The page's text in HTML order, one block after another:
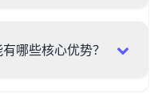
哪些核心优势？